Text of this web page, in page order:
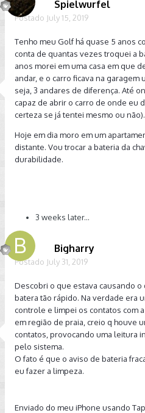
Spielwurfel
Postado July 15, 2019
Tenho meu Golf há quase 5 anos
conta de quantas vezes troquei a
anos morei em uma casa em que
andar, e o carro ficava na
seja, 3 andares de diferença. Até
capaz de abrir o carro de onde eu
certeza se já tentei mesmo ou não).
Hoje em dia moro em um
distante. Vou trocar a bateria da
durabilidade.
3 weeks later...
Bigharry
Postado July 31, 2019
Descobri o que estava causando
batera tão rápido. Na verdade era
controle e limpei os contatos com
em região de praia, creio q houve
contatos, provocando uma leitura
pelo sistema.
O fato é que o aviso de bateria
eu fazer a limpeza.
Enviado do meu iPhone usando